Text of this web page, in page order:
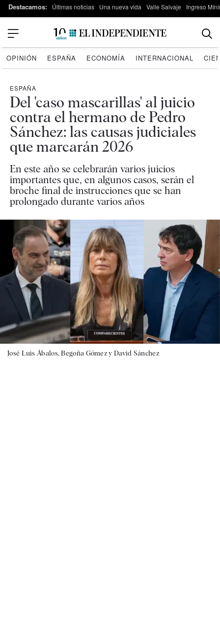
Destacamos: Últimas noticias Una nueva vida Valle Salvaje Ingreso
OPINIÓN ESPAÑA ECONOMÍA INTERNACIONAL
ESPAÑA
Del 'caso mascarillas' al juicio
contra el hermano de Pedro
Sánchez: las causas judiciales
que marcarán 2026
En este año se celebrarán varios juicios
importantes que, en algunos casos, serán el
broche final de instrucciones que se han
prolongado durante varios años
José Luis Ábalos, Begoña Gómez y David Sánchez